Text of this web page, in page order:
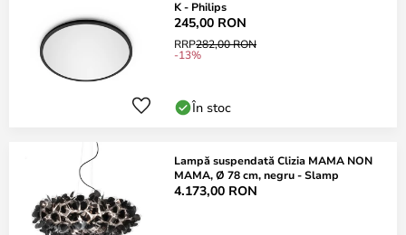
K - Philips
245,00 RON
RRP282,00 RON
-13%
În stoc
Lampă suspendată Clizia MAMA NON
MAMA, Ø 78 cm, negru - Slamp
4.173,00 RON